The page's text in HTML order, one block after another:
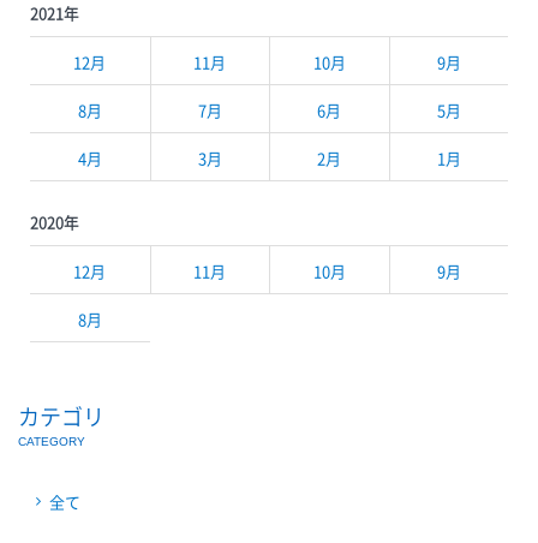
2021年
12月 11月 10月 9月
8月 7月 6月 5月
4月 3月 2月 1月
2020年
12月 11月 10月 9月
8月
カテゴリ
CATEGORY
全て